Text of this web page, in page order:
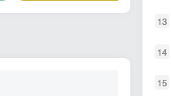
13
14
15